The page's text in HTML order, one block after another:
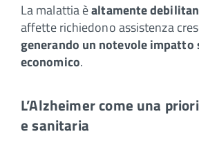
La malattia èaltamente
affette richiedono assistenza
generando un notevole impatto
economico.
L’Alzheimer come una
e sanitaria